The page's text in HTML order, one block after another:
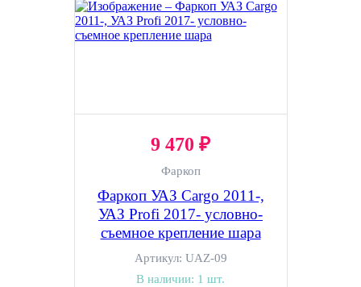
9 470 ₽
Фаркоп
Фаркоп УАЗ Cargo 2011-,
УАЗ Profi 2017- условно-
съемное крепление шара
Артикул: UAZ-09
В наличии: 1 шт.